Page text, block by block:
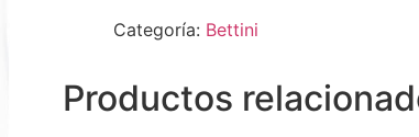
Categoría: Bettini
Productos